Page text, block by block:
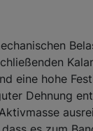
eine hohe
Dehnung